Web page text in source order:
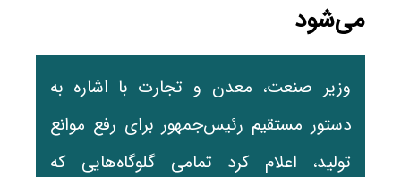
می‌شود
وزیر صنعت، معدن و تجارت با اشاره به
دستور مستقیم رئیس‌جمهور برای رفع موانع
تولید، اعلام کرد تمامی گلوگاه‌هایی که